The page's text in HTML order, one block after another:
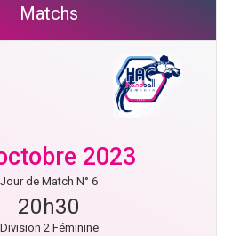
Matchs
2023
Jour de Match N° 6
20h30
Division 2 Féminine